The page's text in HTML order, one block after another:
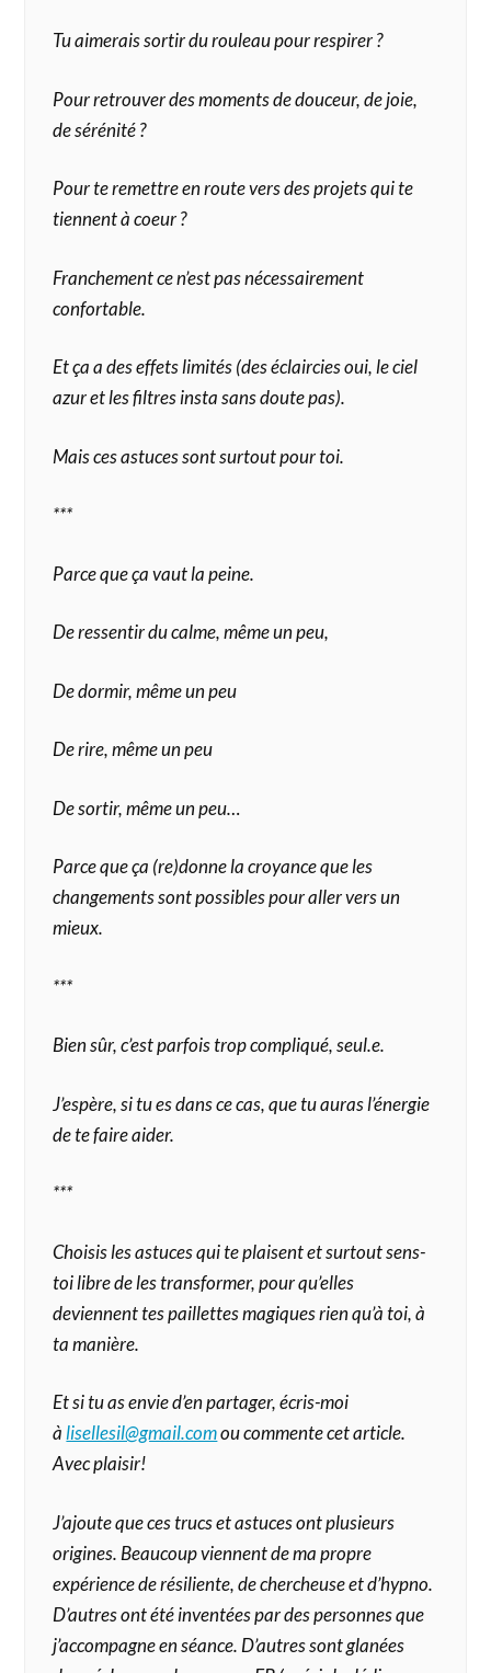
Tu aimerais sortir du rouleau pour respirer ?
Pour retrouver des moments de douceur, de joie,
de sérénité ?
Pour te remettre en route vers des projets qui te
tiennent à coeur ?
Franchement ce n’est pas nécessairement
confortable.
Et ça a des effets limités (des éclaircies oui, le ciel
azur et les filtres insta sans doute pas).
Mais ces astuces sont surtout pour toi.
***
Parce que ça vaut la peine.
De ressentir du calme, même un peu,
De dormir, même un peu
De rire, même un peu
De sortir, même un peu…
Parce que ça (re)donne la croyance que les
changements sont possibles pour aller vers un
mieux.
***
Bien sûr, c’est parfois trop compliqué, seul.e.
J’espère, si tu es dans ce cas, que tu auras l’énergie
de te faire aider.
***
Choisis les astuces qui te plaisent et surtout sens-
toi libre de les transformer, pour qu’elles
deviennent tes paillettes magiques rien qu’à toi, à
ta manière.
Et si tu as envie d’en partager, écris-moi
à lisellesil@gmail.comou commente cet article.
Avec plaisir!
J’ajoute que ces trucs et astuces ont plusieurs
origines. Beaucoup viennent de ma propre
expérience de résiliente, de chercheuse et d’hypno.
D’autres ont été inventées par des personnes que
j’accompagne en séance. D’autres sont glanées